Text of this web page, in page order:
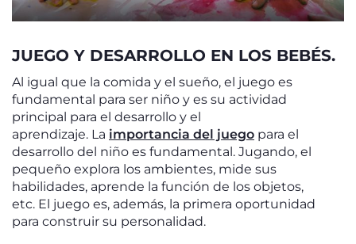
JUEGO Y DESARROLLO EN LOS BEBÉS.
Al igual que la comida y el sueño, el juego es
fundamental para ser niño y es su actividad
principal para el desarrollo y el
aprendizaje. La importancia del juego para el
desarrollo del niño es fundamental. Jugando, el
pequeño explora los ambientes, mide sus
habilidades, aprende la función de los objetos,
etc. El juego es, además, la primera oportunidad
para construir su personalidad.